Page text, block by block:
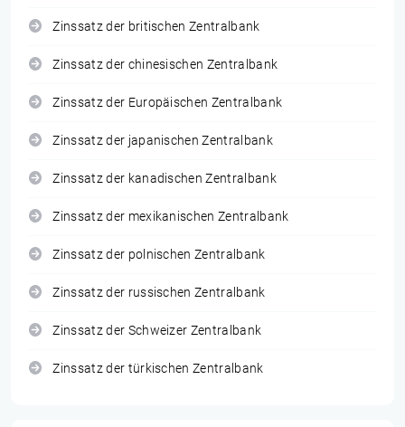
Zinssatz der britischen Zentralbank
Zinssatz der chinesischen Zentralbank
Zinssatz der Europäischen Zentralbank
Zinssatz der japanischen Zentralbank
Zinssatz der kanadischen Zentralbank
Zinssatz der mexikanischen Zentralbank
Zinssatz der polnischen Zentralbank
Zinssatz der russischen Zentralbank
Zinssatz der Schweizer Zentralbank
Zinssatz der türkischen Zentralbank